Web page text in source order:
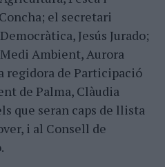
el secretari
Jesús Jurado;
Ambient, Aurora
regidora de Participació
de Palma, Clàudia
que seran caps de llista
i al Consell de